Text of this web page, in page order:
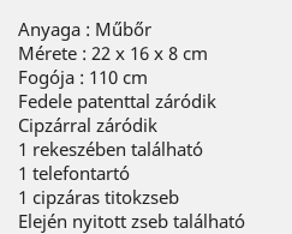
Anyaga : Műbőr
Mérete : 22 x 16 x 8 cm
Fogója : 110 cm
Fedele patenttal záródik
Cipzárral záródik
1 rekeszében található
1 telefontartó
1 cipzáras titokzseb
Elején nyitott zseb található